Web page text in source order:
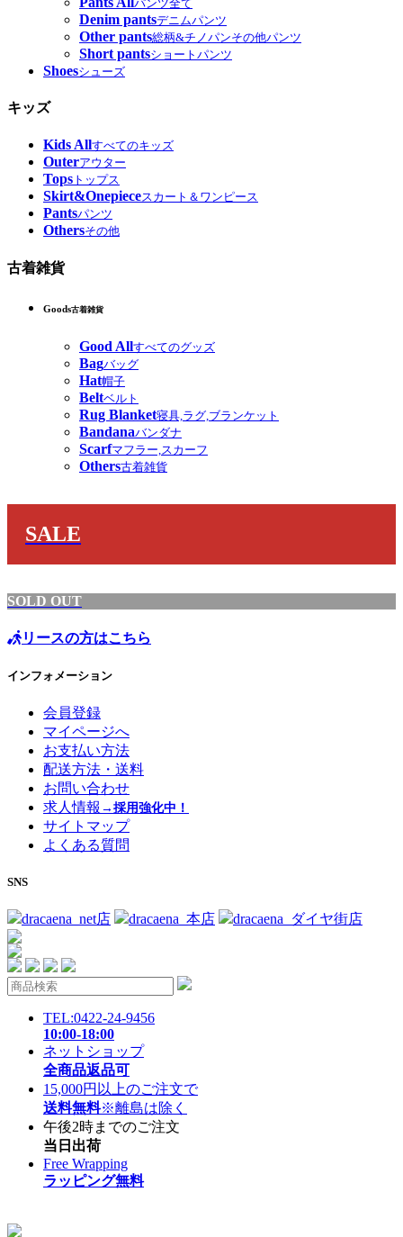
パンツ全て
Denim pantsデニムパンツ
Other pants総柄&チノパンその他パンツ
Short pantsショートパンツ
Shoesシューズ
キッズ
Kids Allすべてのキッズ
Outerアウター
Tops トップス
Skirt&Onepieceスカート＆ワンピース
Pantsパンツ
Othersその他
古着雑貨
Goods古着雑貨
Good Allすべてのグッズ
Bagバッグ
Hat帽子
Beltベルト
Rug Blanket寝具,ラグ,ブランケット
Bandanaバンダナ
Scarfマフラー,スカーフ
Others古着雑貨
SALE
SOLD OUT
リースの方はこちら
インフォメーション
会員登録
マイページへ
お支払い方法
配送方法・送料
お問い合わせ
求人情報 →採用強化中！
サイトマップ
よくある質問
SNS
dracaena_net店 dracaena_本店 dracaena_ダイヤ街店
TEL:0422-24-9456
10:00-18:00
ネットショップ
全商品返品可
15,000円以上のご注文で
送料無料※離島は除く
午後2時までのご注文
当日出荷
Free Wrapping
ラッピング無料